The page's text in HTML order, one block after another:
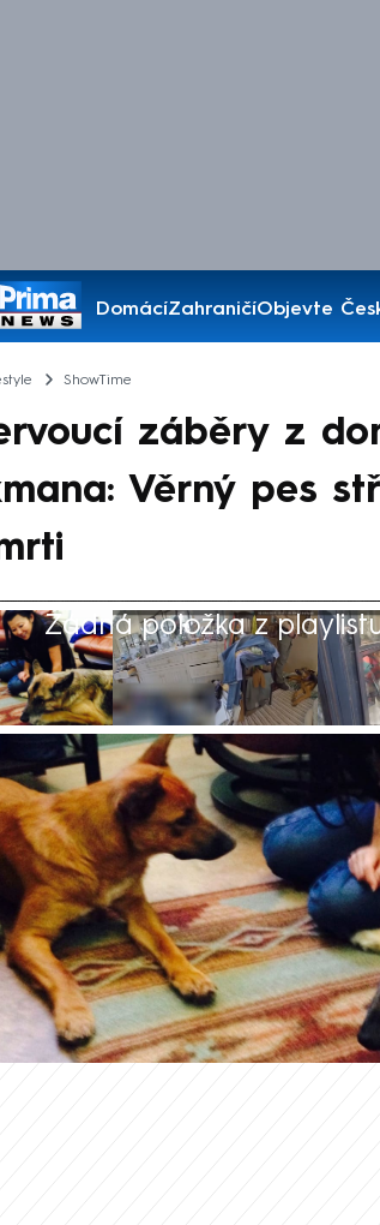
DomácíZahraničíObjevte
Pořady
ShowTime
záběry z
Věrný pes
Žádná položka z
Bartošová
14:45
úřadem šerifa v Santa
herce Genea
Záběry zachycují věrného
zatímco policisté procházeli